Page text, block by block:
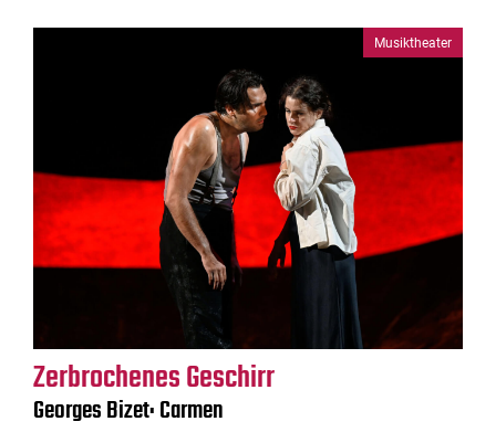
Musiktheater
Zerbrochenes Geschirr
Georges Bizet: Carmen